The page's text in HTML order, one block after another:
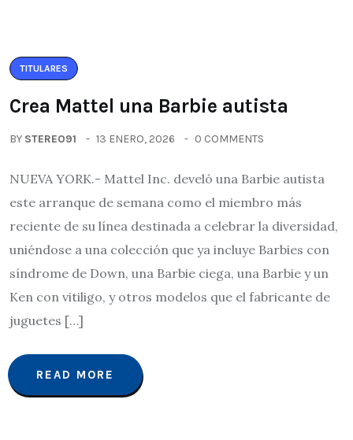
TITULARES
Crea Mattel una Barbie autista
BY STEREO91 13 ENERO, 2026 0 COMMENTS
NUEVA YORK.- Mattel Inc. develó una Barbie autista
este arranque de semana como el miembro más
reciente de su línea destinada a celebrar la diversidad,
uniéndose a una colección que ya incluye Barbies con
síndrome de Down, una Barbie ciega, una Barbie y un
Ken con vitiligo, y otros modelos que el fabricante de
juguetes […]
READ MORE